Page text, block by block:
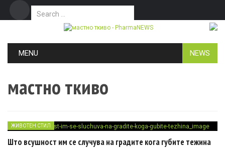
Search for:
MENU NEWS
мастно ткиво
ЖИВОТЕН СТИЛ
Што всушност им се случува на градите кога губите тежина